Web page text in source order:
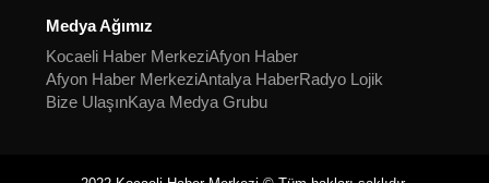
Medya Ağımız
Kocaeli Haber MerkeziAfyon Haber
Afyon Haber MerkeziAntalya HaberRadyo Lojik
Bize UlaşınKaya Medya Grubu